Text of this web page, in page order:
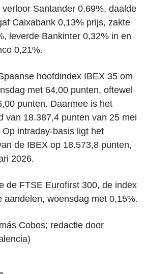
Santander 0,69%, daalde
Caixabank 0,13% prijs, zakte
leverde Bankinter 0,32% in en
0,21%.
hoofdindex IBEX 35 om
met 64,00 punten, oftewel
punten. Daarmee is het
van 18.387,4 punten van 25 mei
intraday-basis ligt het
de IBEX op 18.573,8 punten,
2026.
de FTSE Eurofirst 300, de index
aandelen, woensdag met 0,15%.
Cobos; redactie door